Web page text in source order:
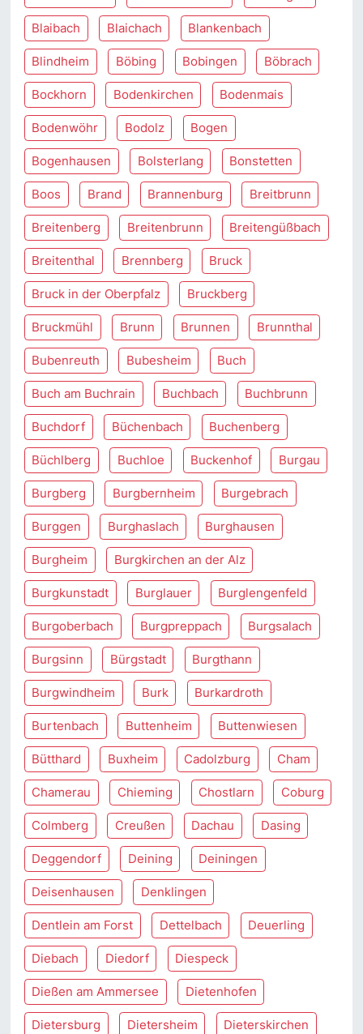
Blaibach Blaichach Blankenbach
Blindheim Böbing Bobingen Böbrach
Bockhorn Bodenkirchen Bodenmais
Bodenwöhr Bodolz Bogen
Bogenhausen Bolsterlang Bonstetten
Boos Brand Brannenburg Breitbrunn
Breitenberg Breitenbrunn Breitengüßbach
Breitenthal Brennberg Bruck
Bruck in der Oberpfalz Bruckberg
Bruckmühl Brunn Brunnen Brunnthal
Bubenreuth Bubesheim Buch
Buch am Buchrain Buchbach Buchbrunn
Buchdorf Büchenbach Buchenberg
Büchlberg Buchloe Buckenhof Burgau
Burgberg Burgbernheim Burgebrach
Burggen Burghaslach Burghausen
Burgheim Burgkirchen an der Alz
Burgkunstadt Burglauer Burglengenfeld
Burgoberbach Burgpreppach Burgsalach
Burgsinn Bürgstadt Burgthann
Burgwindheim Burk Burkardroth
Burtenbach Buttenheim Buttenwiesen
Bütthard Buxheim Cadolzburg Cham
Chamerau Chieming Chostlarn Coburg
Colmberg Creußen Dachau Dasing
Deggendorf Deining Deiningen
Deisenhausen Denklingen
Dentlein am Forst Dettelbach Deuerling
Diebach Diedorf Diespeck
Dießen am Ammersee Dietenhofen
Dietersburg Dietersheim Dieterskirchen